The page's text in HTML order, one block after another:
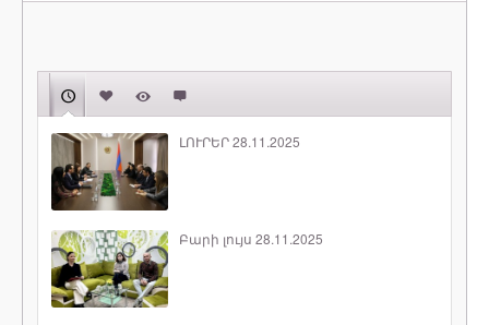
ԼՈՒՐԵՐ 28.11.2025
Բարի լույս 28.11.2025